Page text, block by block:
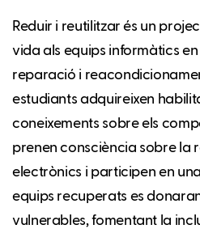
Reduir i reutilitzar és un
vida als equips informàtics
reparació i
estudiants adquireixen
coneixements sobre els
prenen consciència sobre la
electrònics i participen en
equips recuperats es
vulnerables, fomentant la